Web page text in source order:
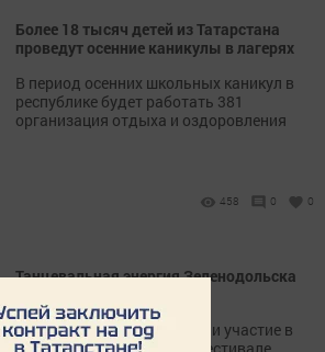
Более 18 тысяч детей из Татарстана
проведут осенние каникулы в лагерях
В период осенних школьных каникул в
республике будет работать 381
организация отдыха и оздоровления
458 0 0
Танцевальная энергия Зеленодольска
Девушки-зумбисты приняли участие в